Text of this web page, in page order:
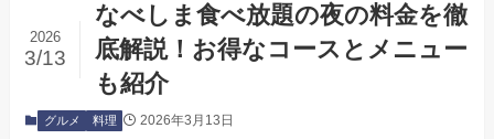
なべしま食べ放題の夜の料金を徹
底解説！お得なコースとメニュー
も紹介
2026
3/13
グルメ 料理 2026年3月13日